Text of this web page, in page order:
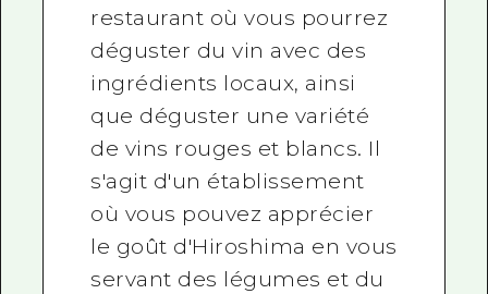
restaurant où vous pourrez
déguster du vin avec des
ingrédients locaux, ainsi
que déguster une variété
de vins rouges et blancs. Il
s'agit d'un établissement
où vous pouvez apprécier
le goût d'Hiroshima en vous
servant des légumes et du